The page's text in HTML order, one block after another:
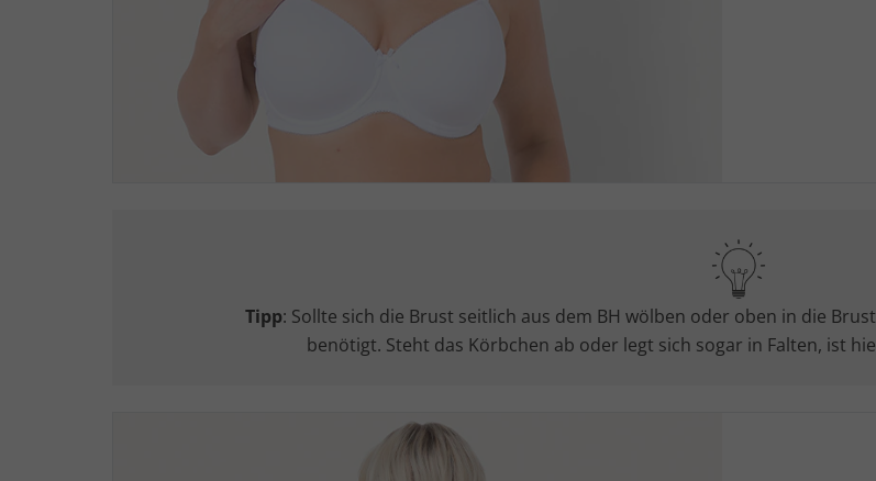
Tipp: Sollte sich die Brust seitlich aus dem BH wölben oder oben in die
benötigt. Steht das Körbchen ab oder legt sich sogar in Falten, ist